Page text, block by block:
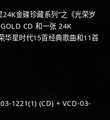
金碟珍藏系列”之《光荣岁
CD 和一张 24K
华星时代15首经典歌曲和11首
1221(1) (CD) + VCD-03-